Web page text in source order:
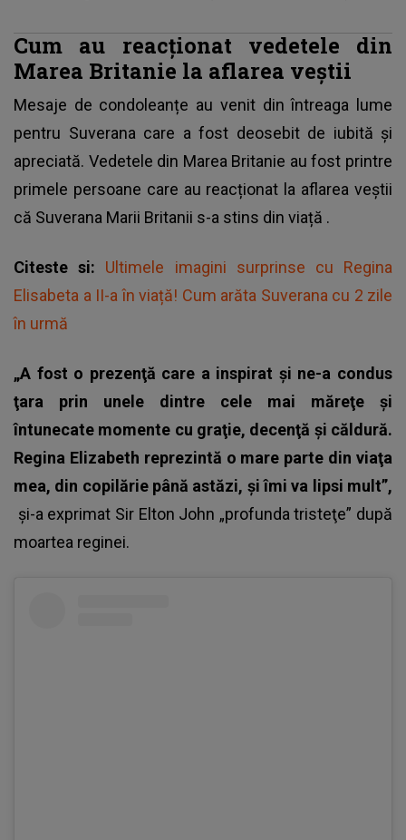
Cum au reacționat vedetele din
Marea Britanie la aflarea veștii
Mesaje de condoleanțe au venit din întreaga lume
pentru Suverana care a fost deosebit de iubită și
apreciată. Vedetele din Marea Britanie au fost printre
primele persoane care au reacționat la aflarea veștii
că Suverana Marii Britanii s-a stins din viață .
Citeste si: Ultimele imagini surprinse cu Regina
Elisabeta a II-a în viață! Cum arăta Suverana cu 2 zile
în urmă
„A fost o prezenţă care a inspirat şi ne-a condus
ţara prin unele dintre cele mai măreţe şi
întunecate momente cu graţie, decenţă şi căldură.
Regina Elizabeth reprezintă o mare parte din viaţa
mea, din copilărie până astăzi, şi îmi va lipsi mult”,
şi-a exprimat Sir Elton John „profunda tristeţe” după
moartea reginei.